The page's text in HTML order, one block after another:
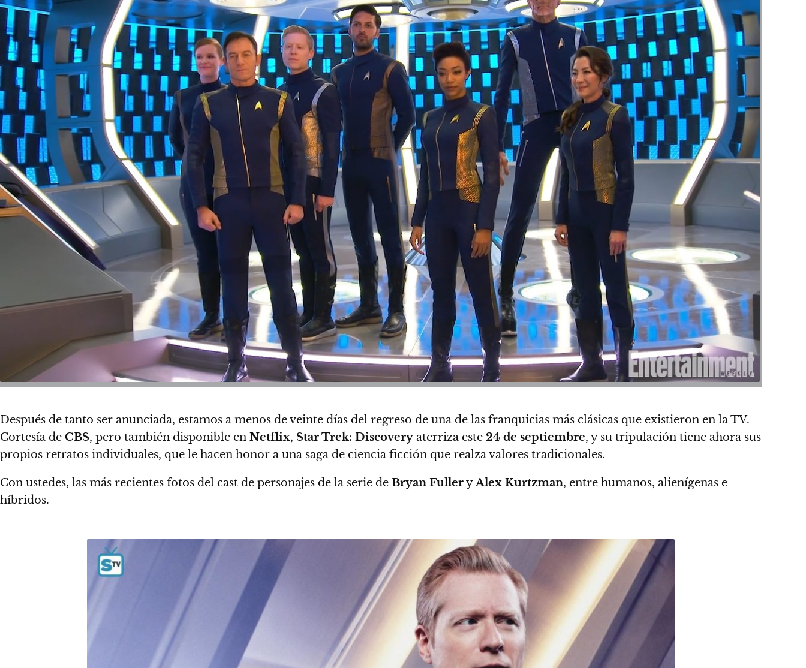
Después de tanto ser anunciada, estamos a menos de veinte días del regreso de una de las franquicias más clásicas que existieron en la TV.
Cortesía de CBS, pero también disponible en Netflix, Star Trek: Discovery aterriza este 24 de septiembre, y su tripulación tiene ahora sus
propios retratos individuales, que le hacen honor a una saga de ciencia ficción que realza valores tradicionales.
Con ustedes, las más recientes fotos del cast de personajes de la serie de Bryan FulleryAlex Kurtzman, entre humanos, alienígenas e
híbridos.